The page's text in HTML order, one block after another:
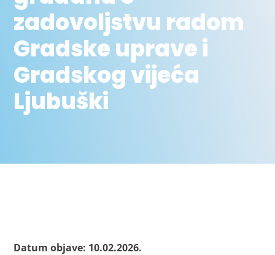
zadovoljstvu radom
Gradske uprave i
Gradskog vijeća
Ljubuški
Datum objave: 10.02.2026.